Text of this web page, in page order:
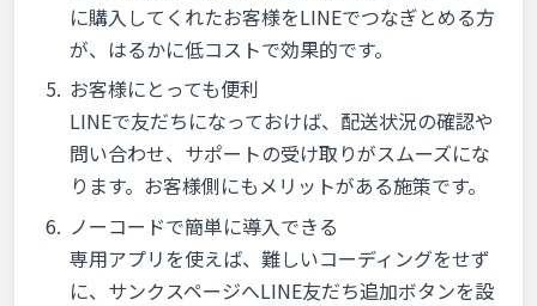
に購入してくれたお客様をLINEでつなぎとめる方
が、はるかに低コストで効果的です。
お客様にとっても便利
LINEで友だちになっておけば、配送状況の確認や
問い合わせ、サポートの受け取りがスムーズにな
ります。お客様側にもメリットがある施策です。
ノーコードで簡単に導入できる
専用アプリを使えば、難しいコーディングをせず
に、サンクスページへLINE友だち追加ボタンを設